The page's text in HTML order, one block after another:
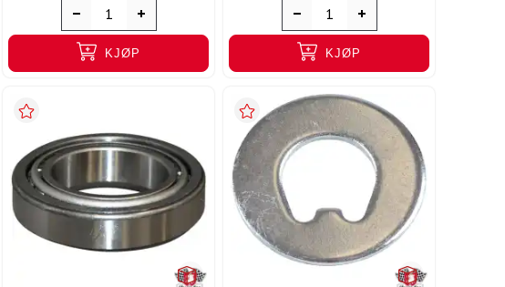
KJØP KJØP